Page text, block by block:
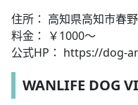
住所： 高知県高知市春
料金： ￥1000～
公式HP： https://dog-
WANLIFE DOG